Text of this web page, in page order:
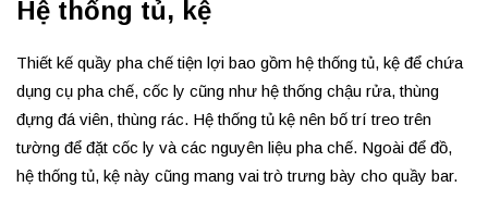
Hệ thống tủ, kệ
Thiết kế quầy pha chế tiện lợi bao gồm hệ thống tủ, kệ để chứa
dụng cụ pha chế, cốc ly cũng như hệ thống chậu rửa, thùng
đựng đá viên, thùng rác. Hệ thống tủ kệ nên bố trí treo trên
tường để đặt cốc ly và các nguyên liệu pha chế. Ngoài để đồ,
hệ thống tủ, kệ này cũng mang vai trò trưng bày cho quầy bar.